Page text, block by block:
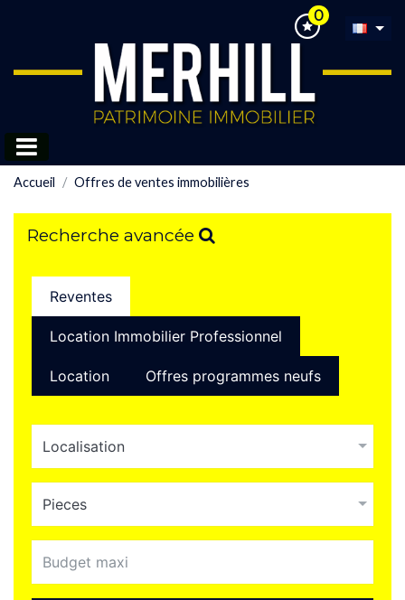
0
Accueil Offres de ventes immobilières
Recherche avancée
Reventes
Location Immobilier Professionnel
Location Offres programmes neufs
Localisation
Pieces